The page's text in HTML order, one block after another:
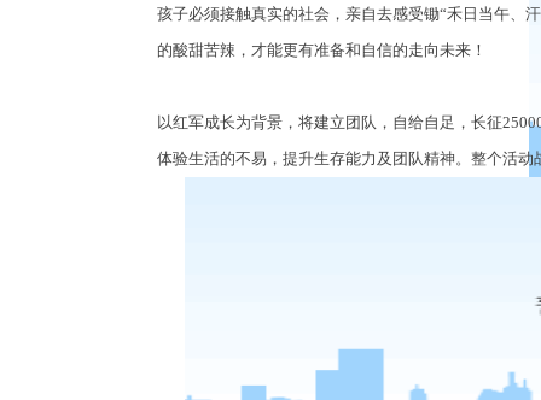
孩子必须接触真实的社会，亲自去感受锄“禾日当午、
的酸甜苦辣，才能更有准备和自信的走向未来！
以红军成长为背景，将建立团队，自给自足，长征
体验生活的不易，提升生存能力及团队精神。整个活动